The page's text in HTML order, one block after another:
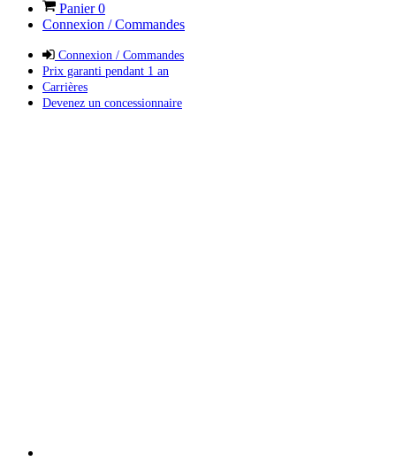
Panier0
Connexion / Commandes
Connexion / Commandes
Prix garanti pendant 1 an
Carrières
Devenez un concessionnaire